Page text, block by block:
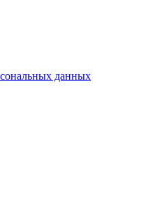
данных